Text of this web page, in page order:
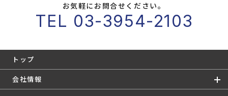
お気軽にお問合せください。
TEL 03-3954-2103
トップ
会社情報